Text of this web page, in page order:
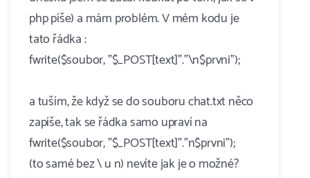
php píše) a mám problém. V mém kodu je
tato řádka :
fwrite($soubor, "$_POST[text]"."\n$prvni");
a tuším, že když se do souboru chat.txt něco
zapíše, tak se řádka samo upraví na
fwrite($soubor, "$_POST[text]"."n$prvni");
(to samé bez \ u n) nevíte jak je o možné?